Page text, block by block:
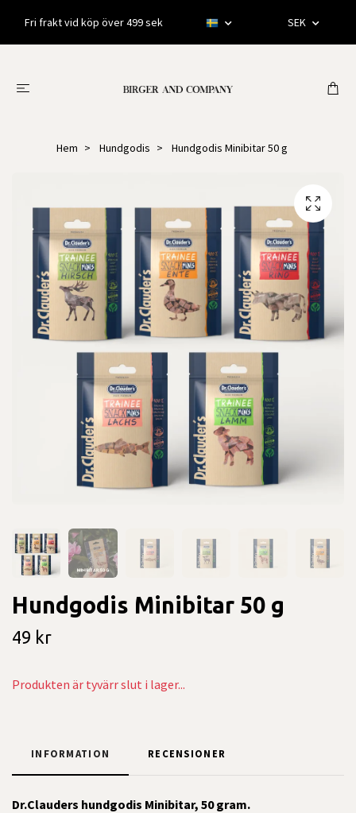
Fri frakt vid köp över 499 sek SEK
Hem Hundgodis Hundgodis Minibitar 50 g
Hundgodis Minibitar 50 g
49 kr
Produkten är tyvärr slut i lager...
INFORMATION RECENSIONER
Dr.Clauders hundgodis Minibitar, 50 gram.